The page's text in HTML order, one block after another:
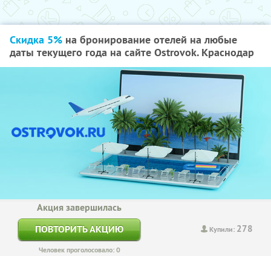
Скидка 5% на бронирование отелей на любые
даты текущего года на сайте Ostrovok. Краснодар
Купили: 278
Акция завершилась
ПОВТОРИТЬ АКЦИЮ
Человек проголосовало: 0